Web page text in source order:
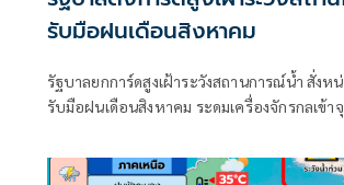
รับมือฝนเดือนสิงหาคม
รัฐบาลยกการ์ดสูงเฝ้าระวังสถานการณ์น้ำ สั่งห
รับมือฝนเดือนสิงหาคม ระดมเครื่องจักรกลเข้าจุ